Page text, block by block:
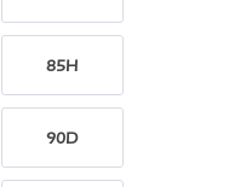
85H
90D